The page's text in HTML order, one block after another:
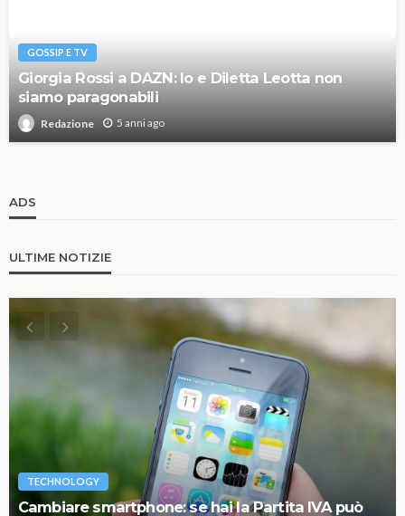
GOSSIP E TV
Giorgia Rossi a DAZN: Io e Diletta Leotta non
siamo paragonabili
Redazione 5 anni ago
ADS
ULTIME NOTIZIE
TECHNOLOGY
Cambiare smartphone: se hai la Partita IVA può